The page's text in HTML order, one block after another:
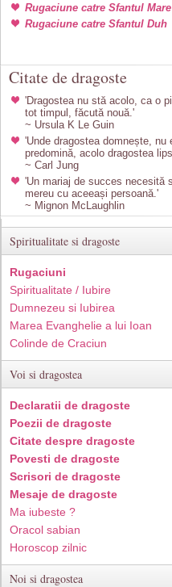
Rugaciune catre Sfantul
Rugaciune catre Sfantul Duh
Citate de dragoste
'Dragostea nu stă acolo, ca o
tot timpul, făcută nouă.'
~ Ursula K Le Guin
'Unde dragostea domnește,
predomină, acolo dragostea
~ Carl Jung
'Un mariaj de succes necesită
mereu cu aceeași persoană.'
~ Mignon McLaughlin
Spiritualitate si dragoste
Rugaciuni
Spiritualitate / Iubire
Dumnezeu si Iubirea
Marea Evanghelie a lui Ioan
Colinde de Craciun
Voi si dragostea
Declaratii de dragoste
Poezii de dragoste
Citate despre dragoste
Povesti de dragoste
Scrisori de dragoste
Mesaje de dragoste
Ma iubeste ?
Oracol sabian
Horoscop zilnic
Noi si dragostea